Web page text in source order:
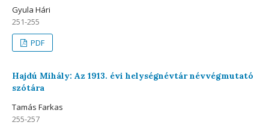
Gyula Hári
251-255
PDF
Hajdú Mihály: Az 1913. évi helységnévtár névvégmutató
szótára
Tamás Farkas
255-257